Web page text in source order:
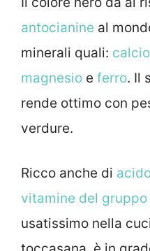
antocianine al
minerali quali: calcio
magnesio e ferro. Il
rende ottimo con
verdure.
Ricco anche di
vitamine del gruppo
usatissimo nella